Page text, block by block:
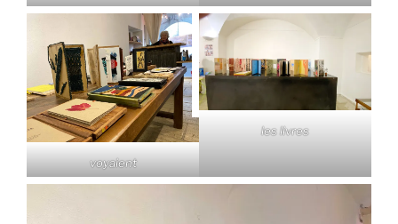
voyaient
les livres